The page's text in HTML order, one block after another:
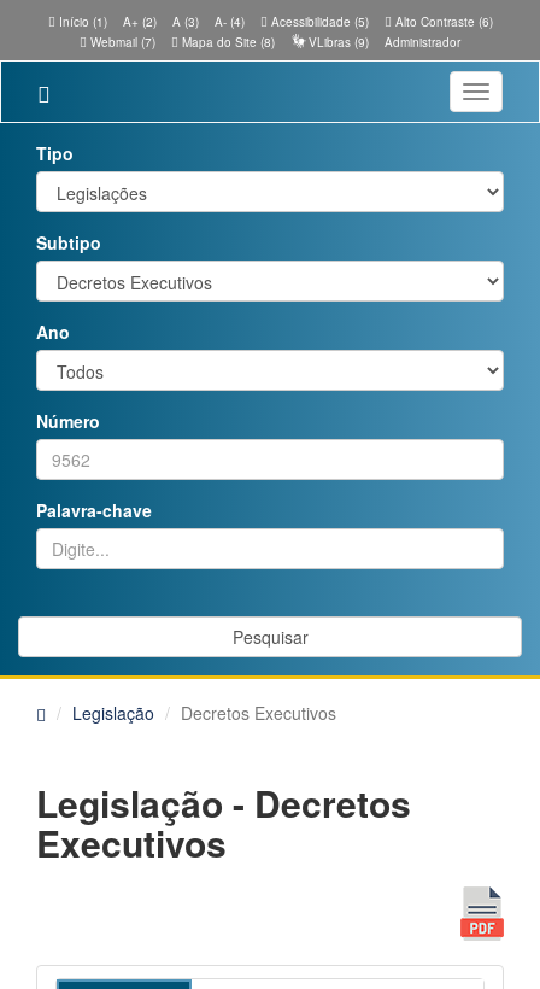
Início (1) A+ (2) A (3) A- (4) Acessibilidade (5)
Alto Contraste (6)
Webmail (7)
Mapa do Site (8) VLibras (9) Administrador
Toggle
Tipo
Subtipo
Ano
Número
Palavra-chave
Pesquisar
Legislação Decretos Executivos
Legislação - Decretos
Executivos